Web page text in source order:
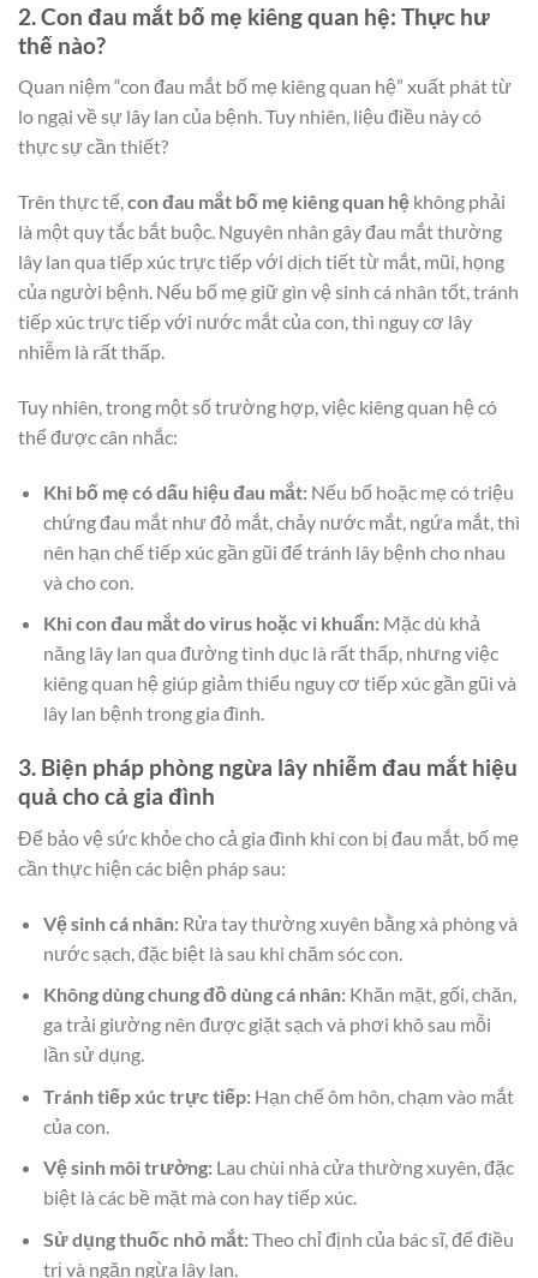
2. Con đau mắt bố mẹ kiêng quan hệ: Thực hư
thế nào?
Quan niệm “con đau mắt bố mẹ kiêng quan hệ” xuất phát từ
lo ngại về sự lây lan của bệnh. Tuy nhiên, liệu điều này có
thực sự cần thiết?
Trên thực tế,con đau mắt bố mẹ kiêng quan hệ không phải
là một quy tắc bắt buộc. Nguyên nhân gây đau mắt thường
lây lan qua tiếp xúc trực tiếp với dịch tiết từ mắt, mũi, họng
của người bệnh. Nếu bố mẹ giữ gìn vệ sinh cá nhân tốt, tránh
tiếp xúc trực tiếp với nước mắt của con, thì nguy cơ lây
nhiễm là rất thấp.
Tuy nhiên, trong một số trường hợp, việc kiêng quan hệ có
thể được cân nhắc:
Khi bố mẹ có dấu hiệu đau mắt:Nếu bố hoặc mẹ có triệu
chứng đau mắt như đỏ mắt, chảy nước mắt, ngứa mắt, thì
nên hạn chế tiếp xúc gần gũi để tránh lây bệnh cho nhau
và cho con.
Khi con đau mắt do virus hoặc vi khuẩn:Mặc dù khả
năng lây lan qua đường tình dục là rất thấp, nhưng việc
kiêng quan hệ giúp giảm thiểu nguy cơ tiếp xúc gần gũi và
lây lan bệnh trong gia đình.
3. Biện pháp phòng ngừa lây nhiễm đau mắt hiệu
quả cho cả gia đình
Để bảo vệ sức khỏe cho cả gia đình khi con bị đau mắt, bố mẹ
cần thực hiện các biện pháp sau:
Vệ sinh cá nhân:Rửa tay thường xuyên bằng xà phòng và
nước sạch, đặc biệt là sau khi chăm sóc con.
Không dùng chung đồ dùng cá nhân:Khăn mặt, gối, chăn,
ga trải giường nên được giặt sạch và phơi khô sau mỗi
lần sử dụng.
Tránh tiếp xúc trực tiếp:Hạn chế ôm hôn, chạm vào mắt
của con.
Vệ sinh môi trường:Lau chùi nhà cửa thường xuyên, đặc
biệt là các bề mặt mà con hay tiếp xúc.
Sử dụng thuốc nhỏ mắt:Theo chỉ định của bác sĩ, để điều
trị và ngăn ngừa lây lan.